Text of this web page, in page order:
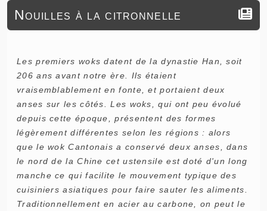
Nouilles à la citronnelle
Les premiers woks datent de la dynastie Han, soit
206 ans avant notre ère. Ils étaient
vraisemblablement en fonte, et portaient deux
anses sur les côtés. Les woks, qui ont peu évolué
depuis cette époque, présentent des formes
légèrement différentes selon les régions : alors
que le wok Cantonais a conservé deux anses, dans
le nord de la Chine cet ustensile est doté d'un long
manche ce qui facilite le mouvement typique des
cuisiniers asiatiques pour faire sauter les aliments.
Traditionnellement en acier au carbone, on peut le